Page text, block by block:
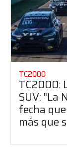
TC2000
TC2000:
SUV: "La
fecha
más que